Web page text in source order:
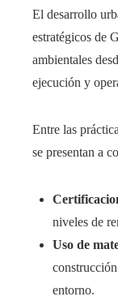
El desarrollo
estratégicos de
ambientales
ejecución y
Entre las
se presentan a
niveles de
Uso de
entorno.